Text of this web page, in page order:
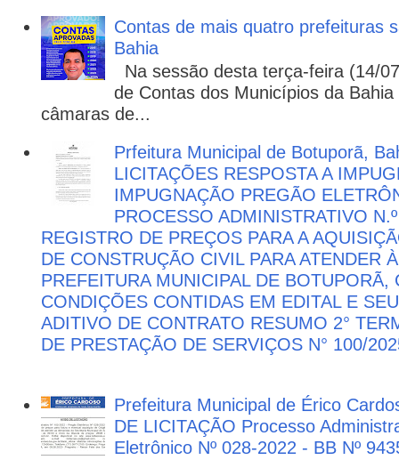
Contas de mais quatro prefeituras
Bahia
Na sessão desta terça-feira (14/
de Contas dos Municípios da
câmaras de...
Prfeitura Municipal de Botuporã,
LICITAÇÕES RESPOSTA A
IMPUGNAÇÃO PREGÃO
PROCESSO ADMINISTRATIVO
REGISTRO DE PREÇOS PARA A
DE CONSTRUÇÃO CIVIL PARA ATENDER
PREFEITURA MUNICIPAL DE
CONDIÇÕES CONTIDAS EM EDITAL E
ADITIVO DE CONTRATO RESUMO 2°
DE PRESTAÇÃO DE SERVIÇOS N° 100/
Prefeitura Municipal de Érico
DE LICITAÇÃO Processo
Eletrônico Nº 028-2022 - BB Nº